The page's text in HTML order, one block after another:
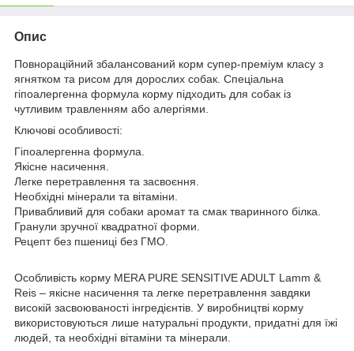
Опис
Повнораційний збалансований корм супер-преміум класу з
ягнятком та рисом для дорослих собак. Спеціальна
гіпоалергенна формула корму підходить для собак із
чутливим травленням або алергіями.
Ключові особливості:
Гіпоалергенна формула.
Якісне насичення.
Легке перетравлення та засвоєння.
Необхідні мінерали та вітаміни.
Привабливий для собаки аромат та смак тваринного білка.
Гранули зручної квадратної форми.
Рецепт без пшениці без ГМО.
Особливість корму MERA PURE SENSITIVE ADULT Lamm &
Reis – якісне насичення та легке перетравлення завдяки
високій засвоюваності інгредієнтів. У виробництві корму
використовуються лише натуральні продукти, придатні для їжі
людей, та необхідні вітаміни та мінерали.